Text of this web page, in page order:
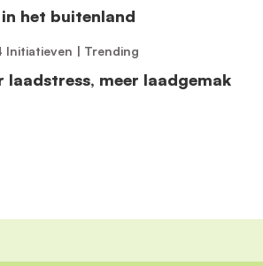
in het buitenland
Initiatieven | Trending
laadstress, meer laadgemak